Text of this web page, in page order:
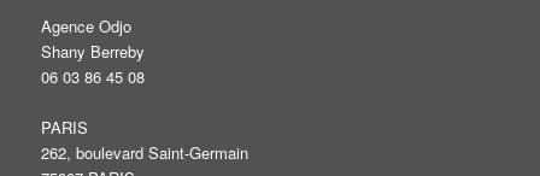
Agence Odjo
Shany Berreby
06 03 86 45 08
PARIS
262, boulevard Saint-Germain